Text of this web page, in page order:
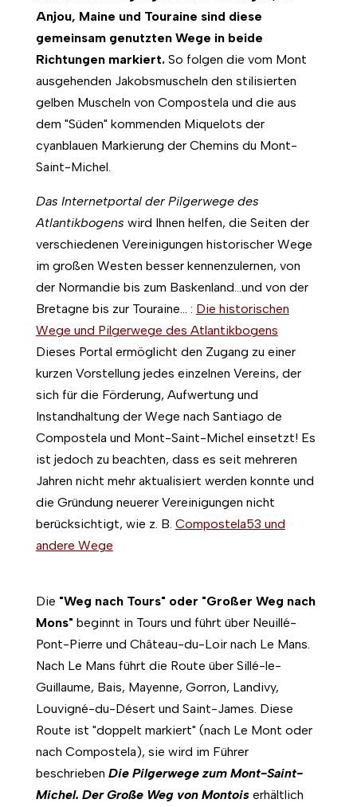
Anjou, Maine und Touraine sind diese
gemeinsam genutzten Wege in beide
Richtungen markiert. So folgen die vom Mont
ausgehenden Jakobsmuscheln den stilisierten
gelben Muscheln von Compostela und die aus
dem "Süden" kommenden Miquelots der
cyanblauen Markierung der Chemins du Mont-
Saint-Michel.
Das Internetportal der Pilgerwege des
Atlantikbogens wird Ihnen helfen, die Seiten der
verschiedenen Vereinigungen historischer Wege
im großen Westen besser kennenzulernen, von
der Normandie bis zum Baskenland...und von der
Bretagne bis zur Touraine... : Die historischen
Wege und Pilgerwege des Atlantikbogens
Dieses Portal ermöglicht den Zugang zu einer
kurzen Vorstellung jedes einzelnen Vereins, der
sich für die Förderung, Aufwertung und
Instandhaltung der Wege nach Santiago de
Compostela und Mont-Saint-Michel einsetzt! Es
ist jedoch zu beachten, dass es seit mehreren
Jahren nicht mehr aktualisiert werden konnte und
die Gründung neuerer Vereinigungen nicht
berücksichtigt, wie z. B. Compostela53 und
andere Wege
Die "Weg nach Tours" oder "Großer Weg nach
Mons" beginnt in Tours und führt über Neuillé-
Pont-Pierre und Château-du-Loir nach Le Mans.
Nach Le Mans führt die Route über Sillé-le-
Guillaume, Bais, Mayenne, Gorron, Landivy,
Louvigné-du-Désert und Saint-James. Diese
Route ist "doppelt markiert" (nach Le Mont oder
nach Compostela), sie wird im Führer
beschrieben Die Pilgerwege zum Mont-Saint-
Michel. Der Große Weg von Montois erhältlich